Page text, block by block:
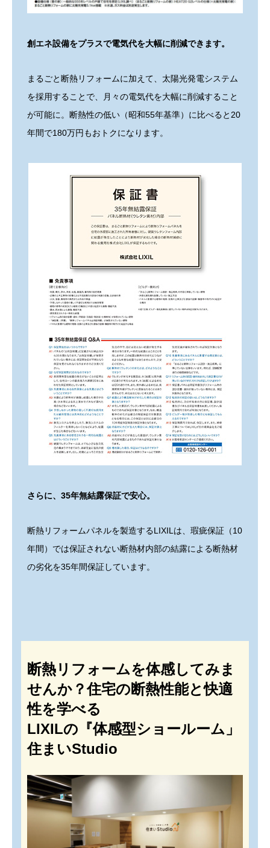
創エネ設備をプラスで電気代を大幅に削減できます。
まるごと断熱リフォームに加えて、太陽光発電システム
を採用することで、月々の電気代を大幅に削減すること
が可能に。断熱性の低い（昭和55年基準）に比べると20
年間で180万円もおトクになります。
さらに、35年無結露保証で安心。
断熱リフォームパネルを製造するLIXILは、瑕疵保証（10
年間）では保証されない断熱材内部の結露による断熱材
の劣化を35年間保証しています。
断熱リフォームを体感してみま
せんか？住宅の断熱性能と快適
性を学べる
LIXILの『体感型ショールーム」
住まいStudio